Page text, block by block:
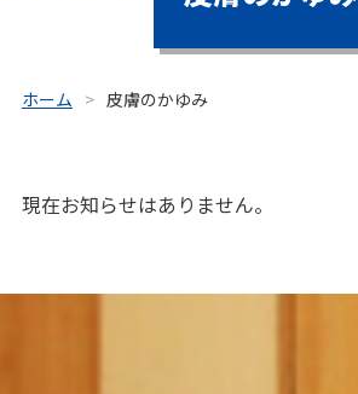
ホーム 皮膚のかゆみ
現在お知らせはありません。